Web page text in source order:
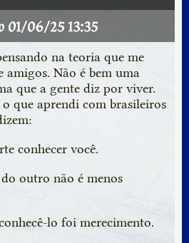
01/06/25 13:35
na teoria que me
amigos. Não é bem uma
que a gente diz por viver.
que aprendi com brasileiros
conhecer você.
outro não é menos
lo foi merecimento.